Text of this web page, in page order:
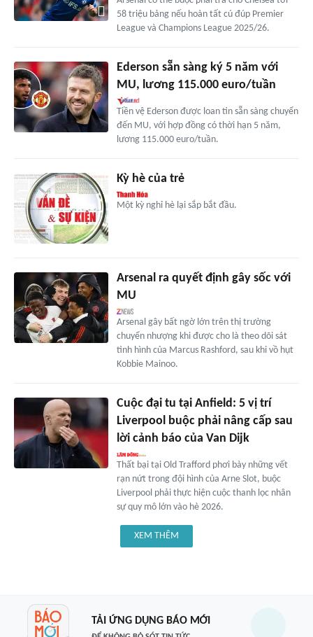
58 triệu bảng nếu hoàn tất cú đúp Premier
League và Champions League 2025/26.
Ederson sẵn sàng ký 5 năm với
MU, lương 115.000 euro/tuần
Tiền vệ Ederson được loan tin sẵn sàng chuyển
đến MU, với hợp đồng có thời hạn 5 năm,
lương 115.000 euro/tuần.
Kỳ hè của trẻ
Một kỳ nghỉ hè lại sắp bắt đầu.
Arsenal ra quyết định gây sốc với
MU
Arsenal gây bất ngờ lớn trên thị trường
chuyển nhượng khi được cho là theo dõi sát
tình hình của Marcus Rashford, sau khi vồ hụt
Kobbie Mainoo.
Cuộc đại tu tại Anfield: 5 vị trí
Liverpool buộc phải nâng cấp sau
lời cảnh báo của Van Dijk
Thất bại tại Old Trafford phơi bày những vết
rạn nứt trong đội hình của Arne Slot, buộc
Liverpool phải thực hiện cuộc thanh lọc nhân
sự quy mô lớn vào hè 2026.
XEM THÊM
TẢI ỨNG DỤNG BÁO MỚI